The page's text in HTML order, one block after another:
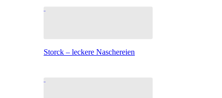
Storck – leckere Naschereien